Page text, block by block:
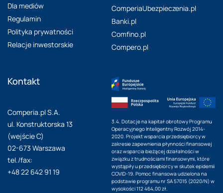
O Programie Dotacji
3.4. Dotacje na kapitał obrotowy Programu
Operacyjnego Inteligentny Rozwój 2014-
2020. Projekt wsparcia przedsiębiorcy w
zakresie zapewnienia płynności finansowej
oraz wsparcia bieżącej działalności w
związku z trudnościami finansowymi, które
wystąpiły u przedsiębiorcy w skutek epidemii
COVID-19. Pomoc finansowa udzielona na
podstawie programu nr SA 57015 (2020/N) w
wysokości 112 464,00 zł.
Dla mediów
Regulamin
Polityka prywatności
Relacje inwestorskie
ComperiaUbezpieczenia.pl
Banki.pl
Comfino.pl
Compero.pl
Kontakt
Comperia.pl S.A.
ul. Konstruktorska 13
(wejście C)
02-673 Warszawa
tel./fax:
+48 22 642 91 19